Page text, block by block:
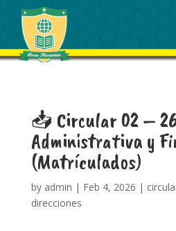
📥 Circular 02 –
Administrativa y
(Matrículados)
by admin | Feb 4, 2026 |
direcciones